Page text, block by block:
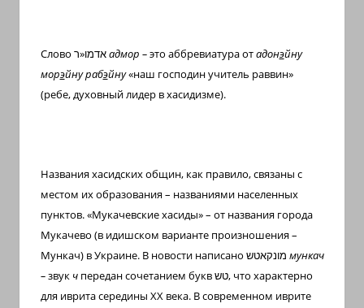
Слово אדמו«ר адмор –это аббревиатура отадонэйну
морэйну рабэйну«наш господин учитель раввин»
(ребе, духовный лидер в хасидизме).
Названия хасидских общин, как правило, связаны с
местом их образования – названиями населенных
пунктов. «Мукачевские хасиды» – от названия города
Мукачево (в идишском варианте произношения –
Мункач) в Украине. В новости написано מונקאטש мункач
–звук ч передан сочетанием буквטש, что характерно
для иврита середины XX века. В современном иврите